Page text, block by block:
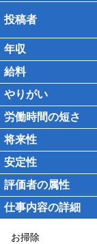
投稿者
年収
給料
やりがい
労働時間の短さ
将来性
安定性
評価者の属性
仕事内容の詳細
お掃除